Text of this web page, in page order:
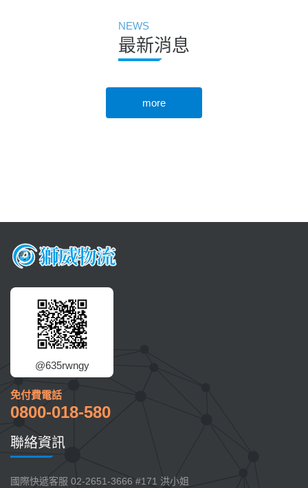
NEWS
最新消息
more
@635rwngy
免付費電話
0800-018-580
聯絡資訊
國際快遞客服 02-2651-3666 #171 洪小姐